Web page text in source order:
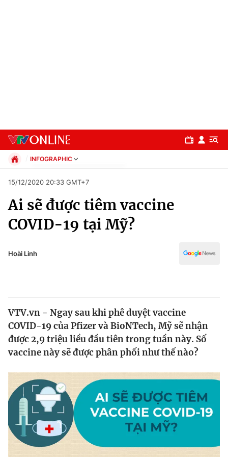
Chuyên mục
Chính trị
Y tế
Thế giới
Tin tức
Thế giới đó đây
Câu chuyện quốc tế
Kinh tế
Tài chính
Thị trường
Góc doanh nghiệp
Dữ liệu và đời sống
Truyền hình
INFOGRAPHIC
Xã hội
Pháp luật
Thể thao
Văn hóa - Giải trí
Giáo dục
15/12/2020 20:33 GMT+7
Ai sẽ được tiêm vaccine
COVID-19 tại Mỹ?
Hoài Linh
VTV.vn - Ngay sau khi phê duyệt vaccine
COVID-19 của Pfizer và BioNTech, Mỹ sẽ nhận
được 2,9 triệu liều đầu tiên trong tuần này. Số
vaccine này sẽ được phân phối như thế nào?